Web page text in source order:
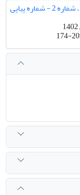
دوره 12، شماره 2 - شماره پیاپی
174-